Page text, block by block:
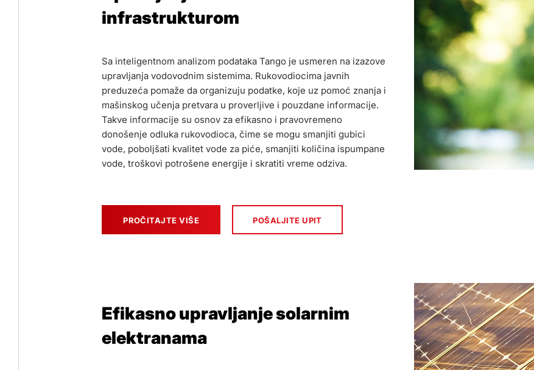
infrastrukturom
Sa inteligentnom analizom podataka Tango je usmeren na izazove
upravljanja vodovodnim sistemima. Rukovodiocima javnih
preduzeća pomaže da organizuju podatke, koje uz pomoć znanja i
mašinskog učenja pretvara u proverljive i pouzdane informacije.
Takve informacije su osnov za efikasno i pravovremeno
donošenje odluka rukovodioca, čime se mogu smanjiti gubici
vode, poboljšati kvalitet vode za piće, smanjiti količina ispumpane
vode, troškovi potrošene energije i skratiti vreme odziva.
PROČITAJTE VIŠE POŠALJITE UPIT
Efikasno upravljanje solarnim
elektranama